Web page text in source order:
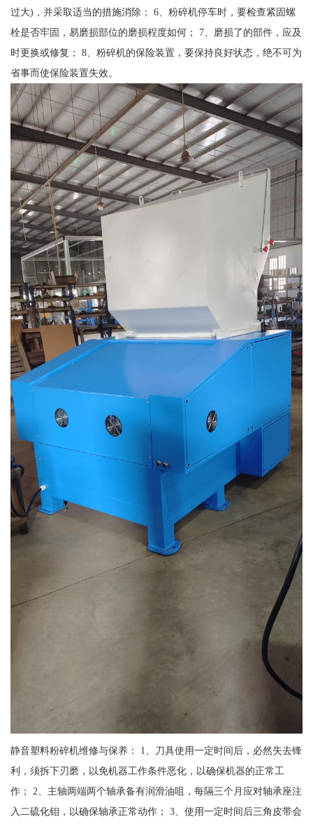
过大)，并采取适当的措施消除； 6、粉碎机停车时，要检查紧固螺
栓是否牢固，易磨损部位的磨损程度如何； 7、磨损了的部件，应及
时更换或修复； 8、粉碎机的保险装置，要保持良好状态，绝不可为
省事而使保险装置失效。
静音塑料粉碎机维修与保养： 1、刀具使用一定时间后，必然失去锋
利，须拆下刃磨，以免机器工作条件恶化，以确保机器的正常工
作； 2、主轴两端两个轴承备有润滑油咀，每隔三个月应对轴承座注
入二硫化钼，以确保轴承正常动作； 3、使用一定时间后三角皮带会